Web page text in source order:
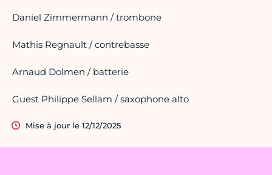
Daniel Zimmermann / trombone
Mathis Regnault / contrebasse
Arnaud Dolmen / batterie
⁠Guest Philippe Sellam / saxophone alto
Mise à jour le 12/12/2025